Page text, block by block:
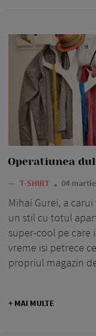
Operatiunea
— T-SHIRT 04
Mihai Gurei, a
un stil cu totul
super-cool pe care
vreme isi petrece
propriul magazin
+ MAI MULTE